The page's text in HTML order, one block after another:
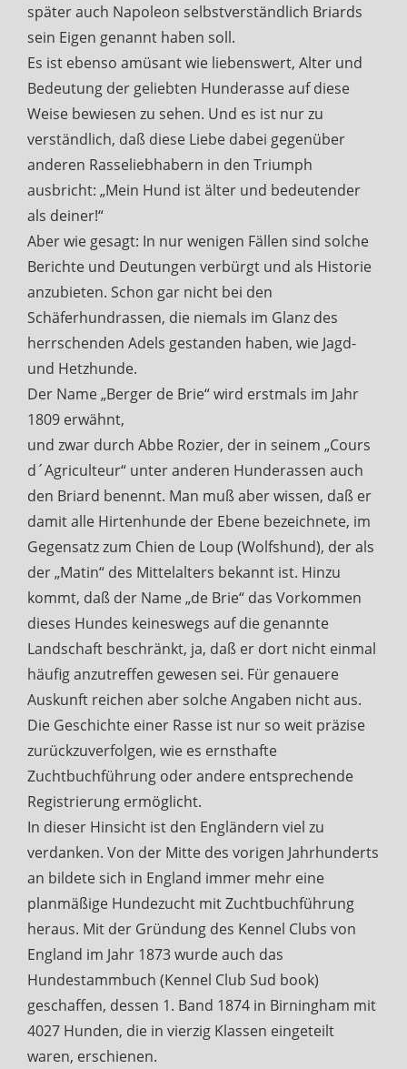
später auch Napoleon selbstverständlich Briards
sein Eigen genannt haben soll.
Es ist ebenso amüsant wie liebenswert, Alter und
Bedeutung der geliebten Hunderasse auf diese
Weise bewiesen zu sehen. Und es ist nur zu
verständlich, daß diese Liebe dabei gegenüber
anderen Rasseliebhabern in den Triumph
ausbricht: „Mein Hund ist älter und bedeutender
als deiner!“
Aber wie gesagt: In nur wenigen Fällen sind solche
Berichte und Deutungen verbürgt und als Historie
anzubieten. Schon gar nicht bei den
Schäferhundrassen, die niemals im Glanz des
herrschenden Adels gestanden haben, wie Jagd-
und Hetzhunde.
Der Name „Berger de Brie“ wird erstmals im Jahr
1809 erwähnt,
und zwar durch Abbe Rozier, der in seinem „Cours
d´Agriculteur“ unter anderen Hunderassen auch
den Briard benennt. Man muß aber wissen, daß er
damit alle Hirtenhunde der Ebene bezeichnete, im
Gegensatz zum Chien de Loup (Wolfshund), der als
der „Matin“ des Mittelalters bekannt ist. Hinzu
kommt, daß der Name „de Brie“ das Vorkommen
dieses Hundes keineswegs auf die genannte
Landschaft beschränkt, ja, daß er dort nicht einmal
häufig anzutreffen gewesen sei. Für genauere
Auskunft reichen aber solche Angaben nicht aus.
Die Geschichte einer Rasse ist nur so weit präzise
zurückzuverfolgen, wie es ernsthafte
Zuchtbuchführung oder andere entsprechende
Registrierung ermöglicht.
In dieser Hinsicht ist den Engländern viel zu
verdanken. Von der Mitte des vorigen Jahrhunderts
an bildete sich in England immer mehr eine
planmäßige Hundezucht mit Zuchtbuchführung
heraus. Mit der Gründung des Kennel Clubs von
England im Jahr 1873 wurde auch das
Hundestammbuch (Kennel Club Sud book)
geschaffen, dessen 1. Band 1874 in Birningham mit
4027 Hunden, die in vierzig Klassen eingeteilt
waren, erschienen.